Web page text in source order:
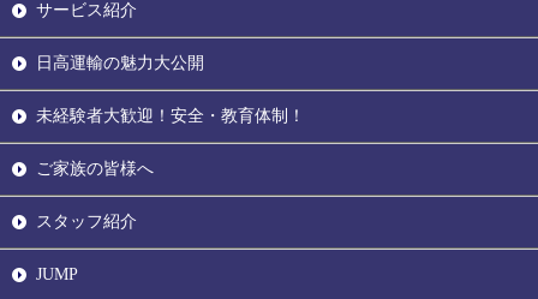
サービス紹介
日高運輸の魅力大公開
未経験者大歓迎！安全・教育体制！
ご家族の皆様へ
スタッフ紹介
JUMP